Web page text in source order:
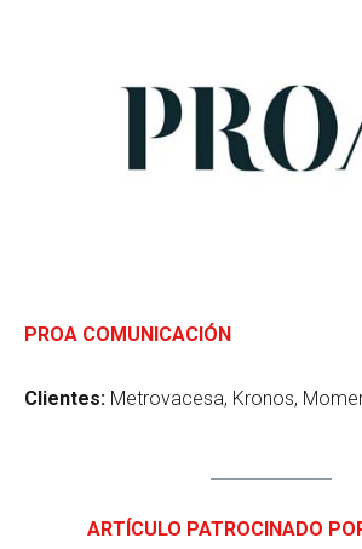
PROA COMUNICACIÓN
Clientes: Metrovacesa, Kronos,
ARTÍCULO PATROCINADO